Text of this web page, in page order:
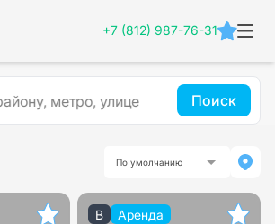
+7 (812) 987-76-31
Поиск
По умолчанию
B Аренда